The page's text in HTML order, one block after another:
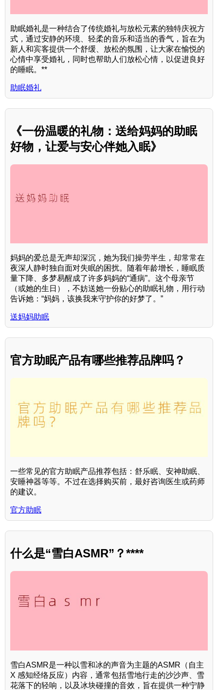
助眠婚礼是一种结合了传统婚礼与放松元素的独特庆祝方
式，通过安静的环境、轻柔的音乐和适当的香气，旨在为
新人和宾客提供一个舒缓、放松的氛围，让大家在愉悦的
心情中享受婚礼，同时也帮助人们放松心情，以促进良好
的睡眠。**
助眠婚礼
《一份温暖的礼物：送给妈妈的助眠
好物，让爱与安心伴她入眠》
妈妈的爱总是无声却深沉，她为我们操劳半生，却常常在
夜深人静时独自面对失眠的困扰。随着年龄增长，睡眠质
量下降、多梦易醒成了许多妈妈的“通病”。这个母亲节
（或她的生日），不妨送她一份贴心的助眠礼物，用行动
告诉她：“妈妈，该换我来守护你的好梦了。”
送妈妈助眠
官方助眠产品有哪些推荐品牌吗？
一些常见的官方助眠产品推荐包括：舒乐眠、安神助眠、
安睡神器等等。不过在选择购买前，最好咨询医生或药师
的建议。
官方助眠
什么是“雪白ASMR”？****
雪白ASMR是一种以雪和冰的声音为主题的ASMR（自主
X 感知经络反应）内容，通常包括雪地行走的沙沙声、雪
花落下的轻响，以及冰块碰撞的音效，旨在提供一种宁静